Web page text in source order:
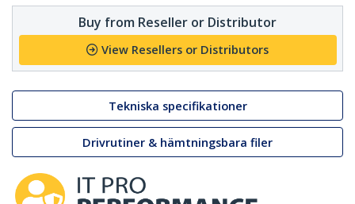
Buy from Reseller or Distributor
View Resellers or Distributors
Tekniska specifikationer
Drivrutiner & hämtningsbara filer